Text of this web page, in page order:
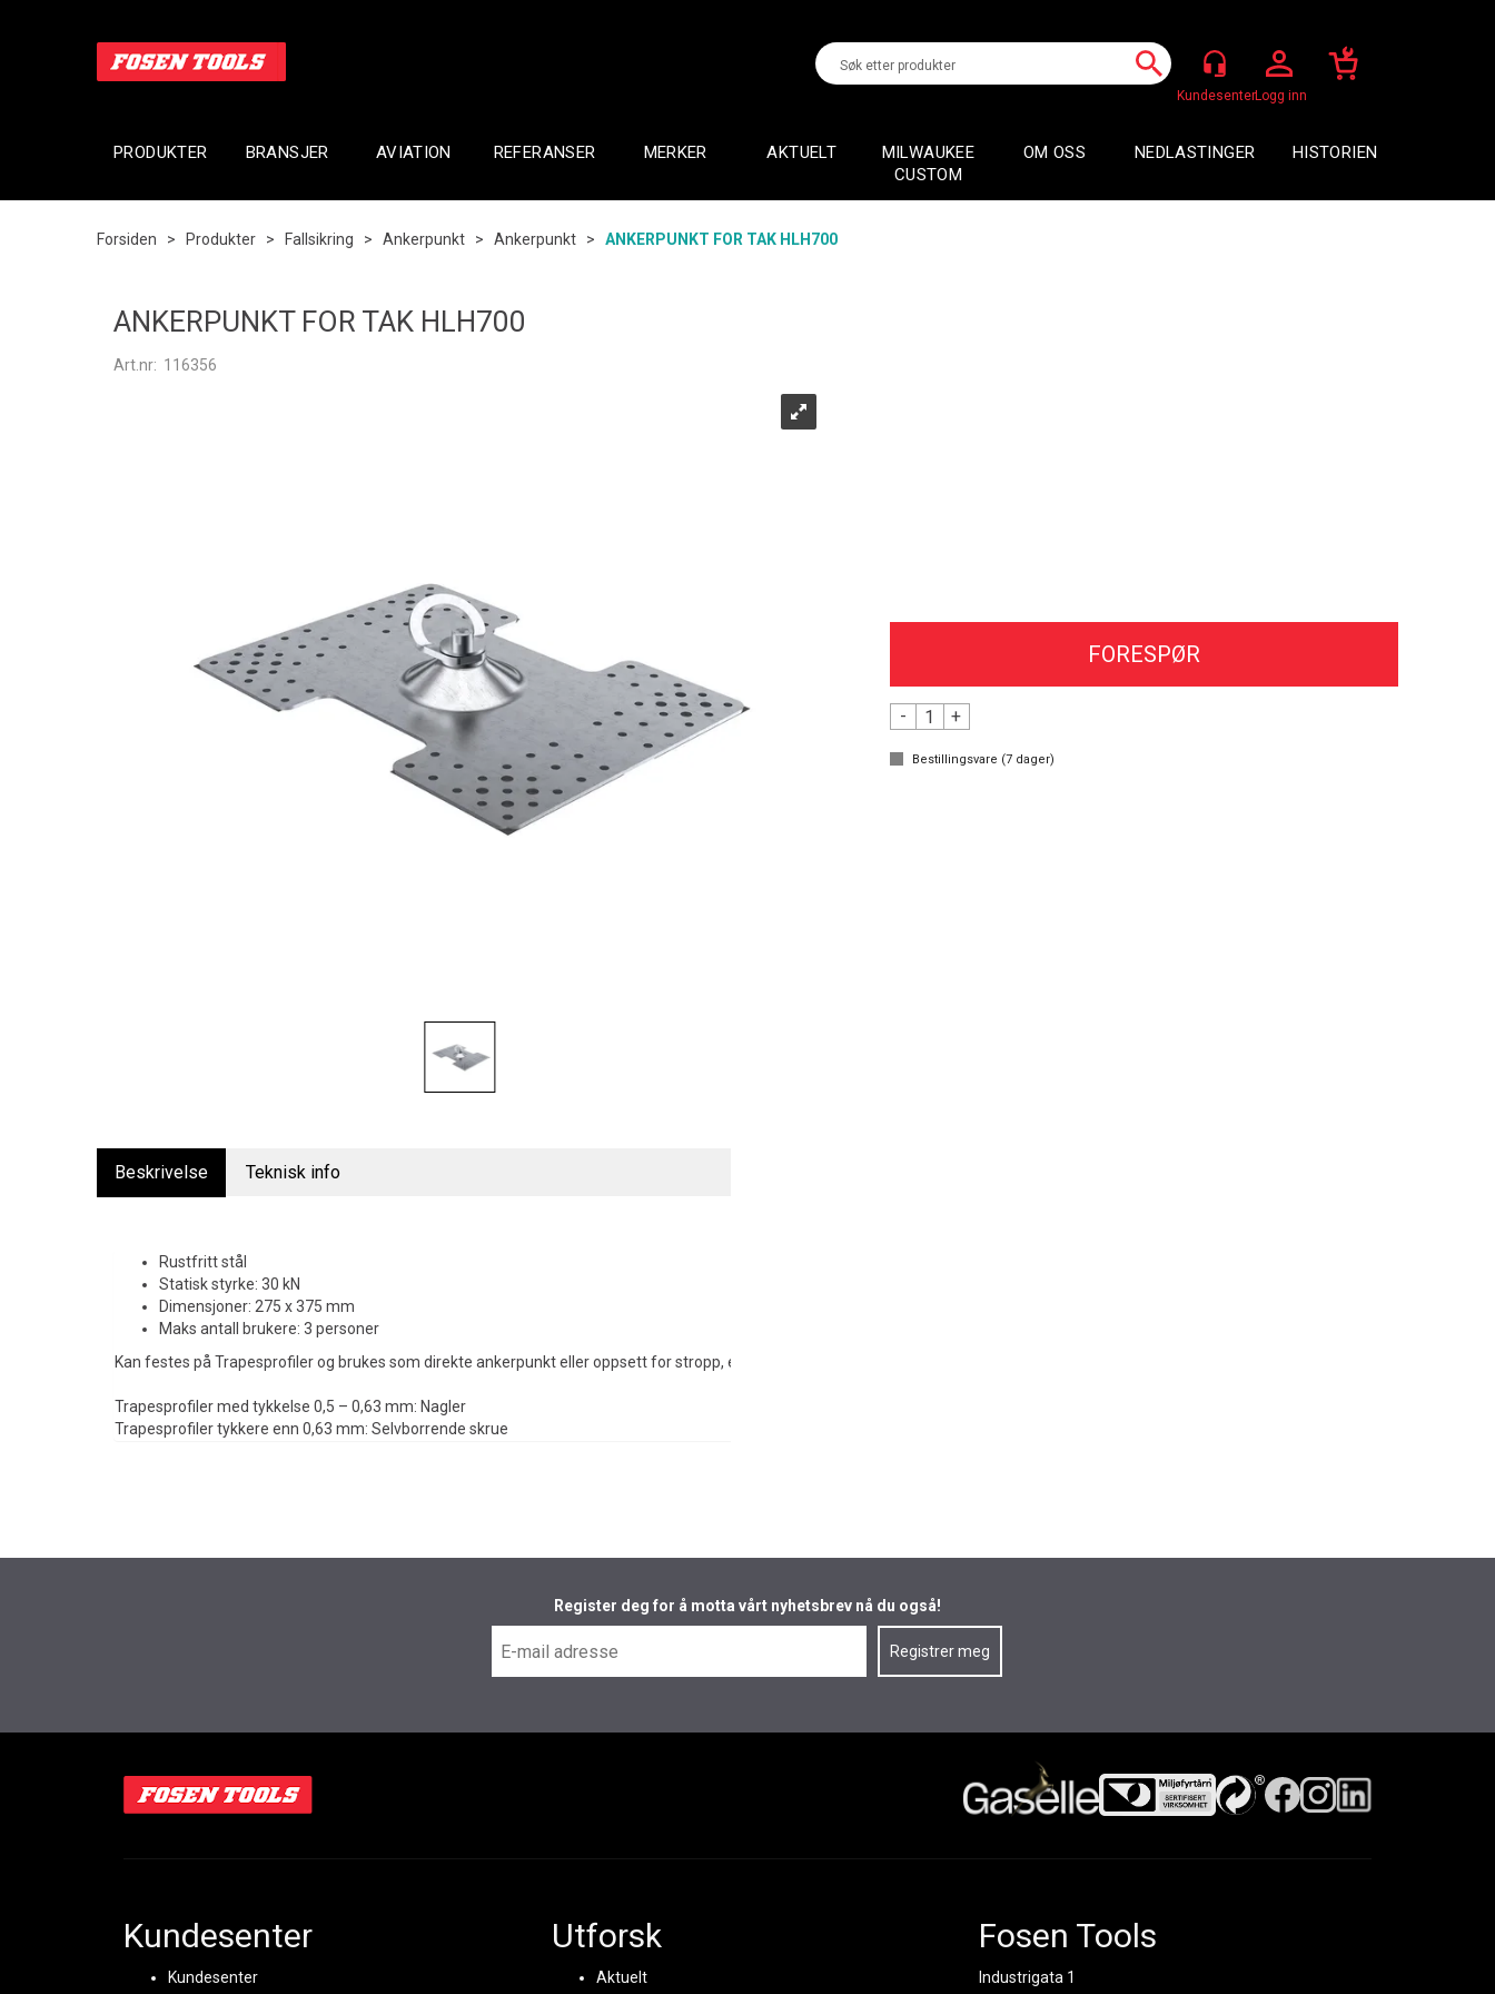
Logg inn
PRODUKTER BRANSJER AVIATION REFERANSER MERKER AKTUELT
MILWAUKEE
CUSTOM
OM OSS NEDLASTINGER HISTORIEN
Forsiden > Produkter > Fallsikring > Ankerpunkt > Ankerpunkt > ANKERPUNKT FOR TAK HLH700
ANKERPUNKT FOR TAK HLH700
Art.nr: 116356
FORESPØR
- +
Bestillingsvare (7dager)
Beskrivelse Teknisk info
Rustfritt stål
Statisk styrke: 30 kN
Dimensjoner: 275 x 375 mm
Maks antall brukere: 3 personer
Kan festes på Trapesprofiler og brukes som direkte ankerpunkt eller oppsett for stropp, eksempelvis AE320
Trapesprofiler med tykkelse 0,5 – 0,63 mm: Nagler
Trapesprofiler tykkere enn 0,63 mm: Selvborrende skrue
Register deg for å motta vårt nyhetsbrev nå du også!
Kundesenter
Kundesenter
Utforsk
Aktuelt
Fosen Tools
Industrigata 1